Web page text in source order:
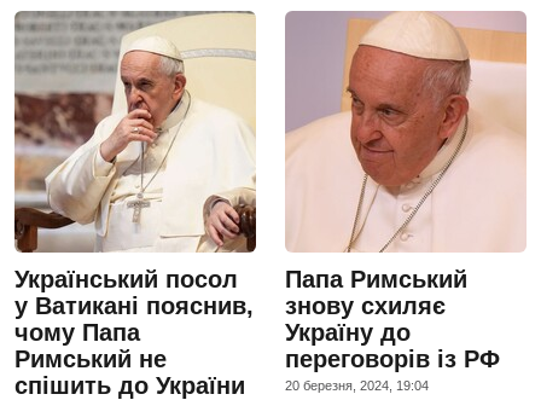
Український посол
у Ватикані пояснив,
чому Папа
Римський не
спішить до України
Папа Римський
знову схиляє
Україну до
переговорів із РФ
20 березня, 2024, 19:04